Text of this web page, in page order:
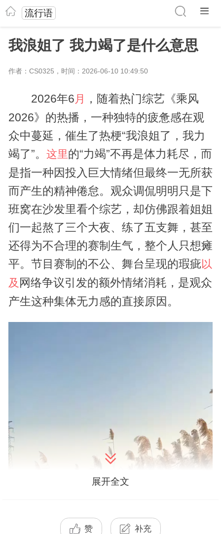
流行语
我浪姐了 我力竭了是什么意思
作者：CS0325，时间：2026-06-10 10:49:50
2026年6 月
，随着热门综艺《乘风
2026》的热播，一种独特的疲惫感在观
众中蔓延，催生了热梗“我浪姐了，我力
竭了”。 这里的“力竭”不再是体力耗尽，而
是指一种因投入巨大情绪但最终一无所获
而产生的精神倦怠。观众调侃明明只是下
班窝在沙发里看个综艺，却仿佛跟着姐姐
们一起熬了三个大夜、练了五支舞，甚至
还得为不合理的赛制生气，整个人只想瘫
平。节目赛制的不公、舞台呈现的瑕疵以
及 网络争议引发的额外情绪消耗，是观众
产生这种集体无力感的直接原因。
展开全文
赞 补充